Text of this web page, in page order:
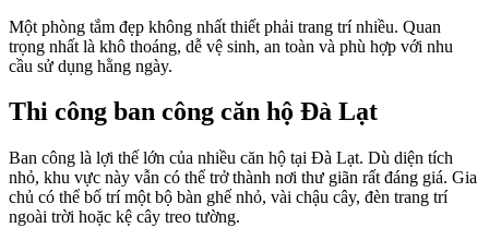
Một phòng tắm đẹp không nhất thiết phải trang trí nhiều. Quan
trọng nhất là khô thoáng, dễ vệ sinh, an toàn và phù hợp với nhu
cầu sử dụng hằng ngày.
Thi công ban công căn hộ Đà Lạt
Ban công là lợi thế lớn của nhiều căn hộ tại Đà Lạt. Dù diện tích
nhỏ, khu vực này vẫn có thể trở thành nơi thư giãn rất đáng giá. Gia
chủ có thể bố trí một bộ bàn ghế nhỏ, vài chậu cây, đèn trang trí
ngoài trời hoặc kệ cây treo tường.